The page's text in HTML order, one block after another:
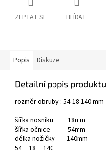
ZEPTAT SE HLÍDAT
Popis Diskuze
Detailní popis produktu
rozměr obruby : 54-18-140 mm
šířka nosníku 18mm
šířka očnice 54mm
délka nožičky 140mm
54 18 140